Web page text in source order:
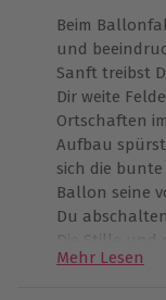
Beim
und
Sanft treibst
Dir weite
Ortschaften
Aufbau
sich die
Ballon seine
Du
Die Stille und
etwas ganz
Mehr Lesen